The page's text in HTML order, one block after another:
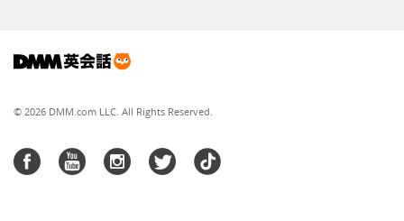
© 2026 DMM.com LLC. All Rights Reserved.